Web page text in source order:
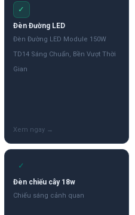
✓
Đèn Đường LED
Đèn Đường LED Module 150W
TD14 Sáng Chuẩn, Bền Vượt Thời
Gian
✓
Đèn chiếu cây 18w
Chiếu sáng cảnh quan